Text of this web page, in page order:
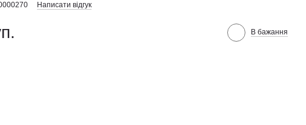
Написати відгук
В бажання